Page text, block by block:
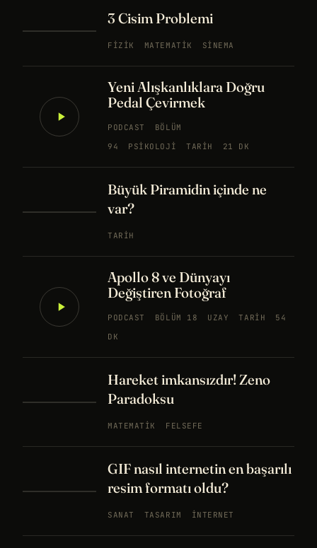
3 Cisim Problemi
FIZIK MATEMATIK SINEMA
Yeni Alışkanlıklara Doğru
Pedal Çevirmek
PODCAST
BÖLÜM
94
PSIKOLOJI TARIH 21 DK
Büyük Piramidin içinde ne
var?
TARIH
Apollo 8 ve Dünyayı
Değiştiren Fotoğraf
PODCAST BÖLÜM 18 UZAY TARIH
54
DK
Hareket imkansızdır! Zeno
Paradoksu
MATEMATIK FELSEFE
GIF nasıl internetin en başarılı
resim formatı oldu?
SANAT TASARIM İNTERNET